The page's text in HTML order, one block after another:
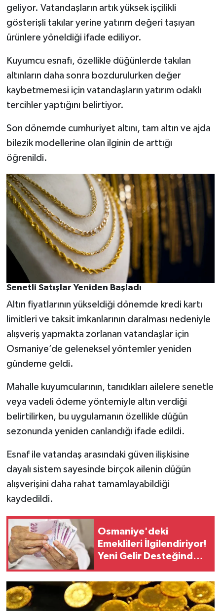
geliyor. Vatandaşların artık yüksek işçilikli
gösterişli takılar yerine yatırım değeri taşıyan
ürünlere yöneldiği ifade ediliyor.
Kuyumcu esnafı, özellikle düğünlerde takılan
altınların daha sonra bozdurulurken değer
kaybetmemesi için vatandaşların yatırım odaklı
tercihler yaptığını belirtiyor.
Son dönemde cumhuriyet altını, tam altın ve ajda
bilezik modellerine olan ilginin de arttığı
öğrenildi.
Senetli Satışlar Yeniden Başladı
Altın fiyatlarının yükseldiği dönemde kredi kartı
limitleri ve taksit imkanlarının daralması nedeniyle
alışveriş yapmakta zorlanan vatandaşlar için
Osmaniye’de geleneksel yöntemler yeniden
gündeme geldi.
Mahalle kuyumcularının, tanıdıkları ailelere senetle
veya vadeli ödeme yöntemiyle altın verdiği
belirtilirken, bu uygulamanın özellikle düğün
sezonunda yeniden canlandığı ifade edildi.
Esnaf ile vatandaş arasındaki güven ilişkisine
dayalı sistem sayesinde birçok ailenin düğün
alışverişini daha rahat tamamlayabildiği
kaydedildi.
Osmaniye'deki
Emeklileri İlgilendiriyor!
Yeni Gelir Desteğinde